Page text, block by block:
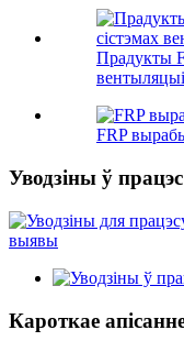
Прадукты
FRP
Уводзіны ў
Кароткае